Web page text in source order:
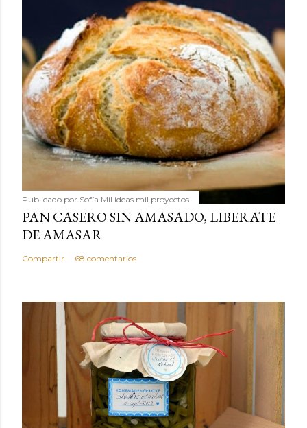
Publicado por Sofía Mil ideas mil proyectos
PAN CASERO SIN AMASADO, LIBERATE
DE AMASAR
Compartir 68 comentarios